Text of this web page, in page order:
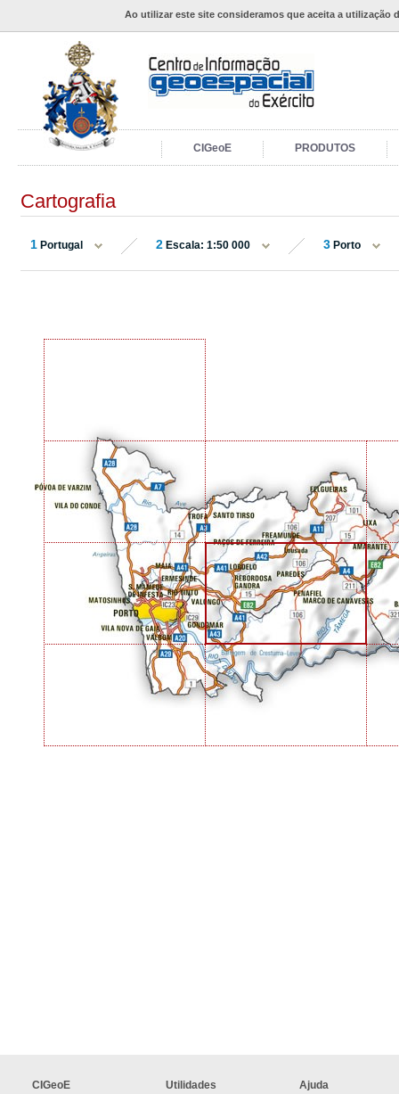
Ao utilizar este site consideramos que aceita a utilização
CIGeoE PRODUTOS
Cartografia
1 Portugal 2 Escala: 1:50 000 3 Porto
CIGeoE
Utilidades
Ajuda